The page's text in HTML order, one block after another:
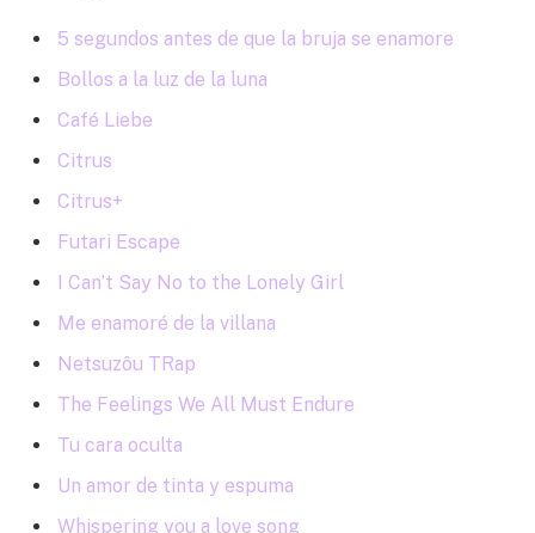
5 segundos antes de que la bruja se enamore
Bollos a la luz de la luna
Café Liebe
Citrus
Citrus+
Futari Escape
I Can’t Say No to the Lonely Girl
Me enamoré de la villana
Netsuzôu TRap
The Feelings We All Must Endure
Tu cara oculta
Un amor de tinta y espuma
Whispering you a love song